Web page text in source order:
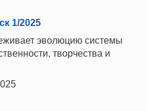
1/2025
эволюцию системы
творчества и